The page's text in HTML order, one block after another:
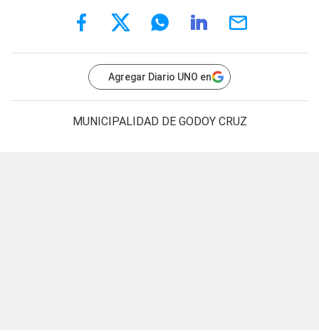
Agregar Diario UNO en
MUNICIPALIDAD DE GODOY CRUZ